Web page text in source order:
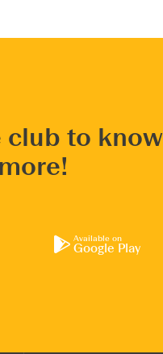
club to know
more!
Available on
Google Play